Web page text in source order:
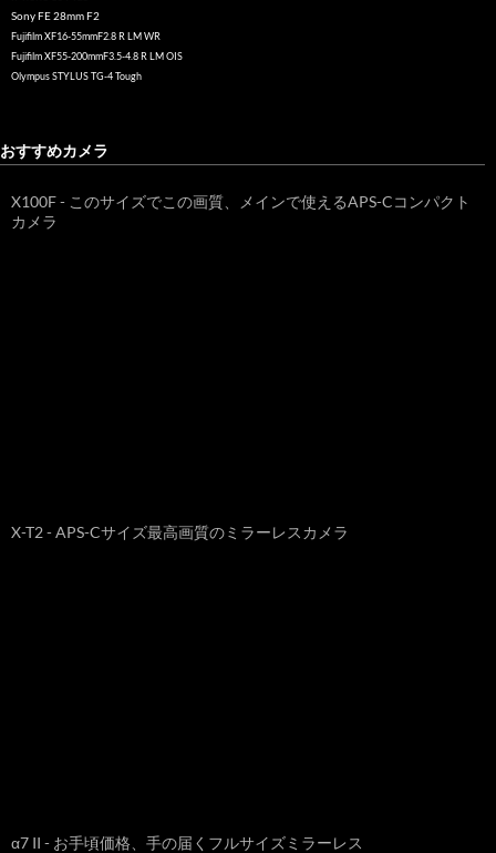
Sony FE 28mm F2
Fujifilm XF16-55mmF2.8 R LM WR
Fujifilm XF55-200mmF3.5-4.8 R LM OIS
Olympus STYLUS TG-4 Tough
おすすめカメラ
X100F - このサイズでこの画質、メインで使えるAPS-Cコンパクト
カメラ
X-T2 - APS-Cサイズ最高画質のミラーレスカメラ
α7 II - お手頃価格、手の届くフルサイズミラーレス